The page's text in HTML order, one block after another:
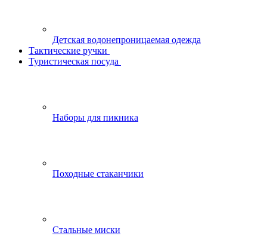
Детская водонепроницаемая одежда
Тактические ручки
Туристическая посуда
Наборы для пикника
Походные стаканчики
Стальные миски